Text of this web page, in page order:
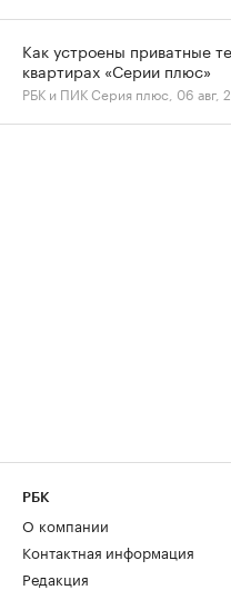
Как устроены приватные
квартирах «Серии плюс»
РБК и ПИК Серия плюс, 06 авг,
РБК
О компании
Контактная информация
Редакция